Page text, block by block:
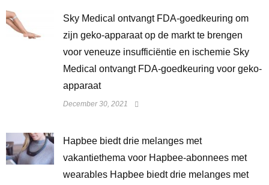
Sky Medical ontvangt FDA-goedkeuring om
zijn geko-apparaat op de markt te brengen
voor veneuze insufficiëntie en ischemie Sky
Medical ontvangt FDA-goedkeuring voor geko-
apparaat
December 30, 2021
Hapbee biedt drie melanges met
vakantiethema voor Hapbee-abonnees met
wearables Hapbee biedt drie melanges met